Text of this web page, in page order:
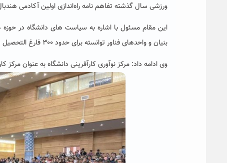
ورزشی سال گذشته تفاهم نامه راه‌اندازی اولین آکادمی
این مقام مسئول با اشاره به سیاست های دانشگاه در
بنیان و واحدهای فناور توانسته برای حدود ۳۰۰ فارغ التحصیل دانشگاهی ایجاد اشتعال نماید.
وی ادامه داد: مرکز نوآوری کارآفرینی دانشگاه به عنوان